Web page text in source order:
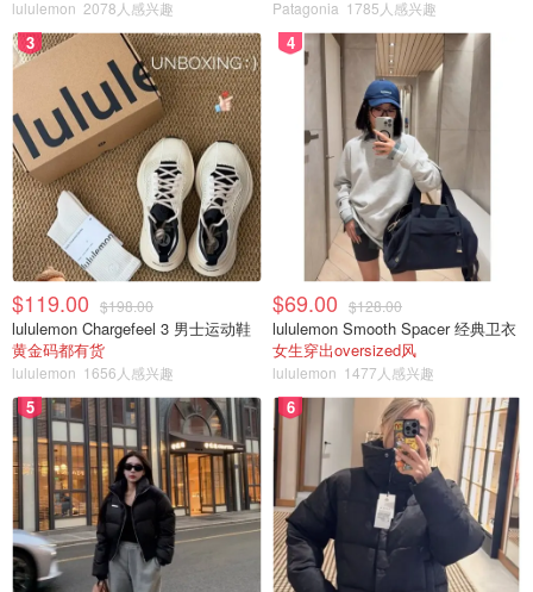
lululemon 2078人感兴趣 Patagonia 1785人感兴趣
3
$119.00 $198.00
lululemon Chargefeel 3 男士运动鞋
黄金码都有货
lululemon 1656人感兴趣
4
$69.00 $128.00
lululemon Smooth Spacer 经典卫衣
女生穿出oversized风
lululemon 1477人感兴趣
5 6